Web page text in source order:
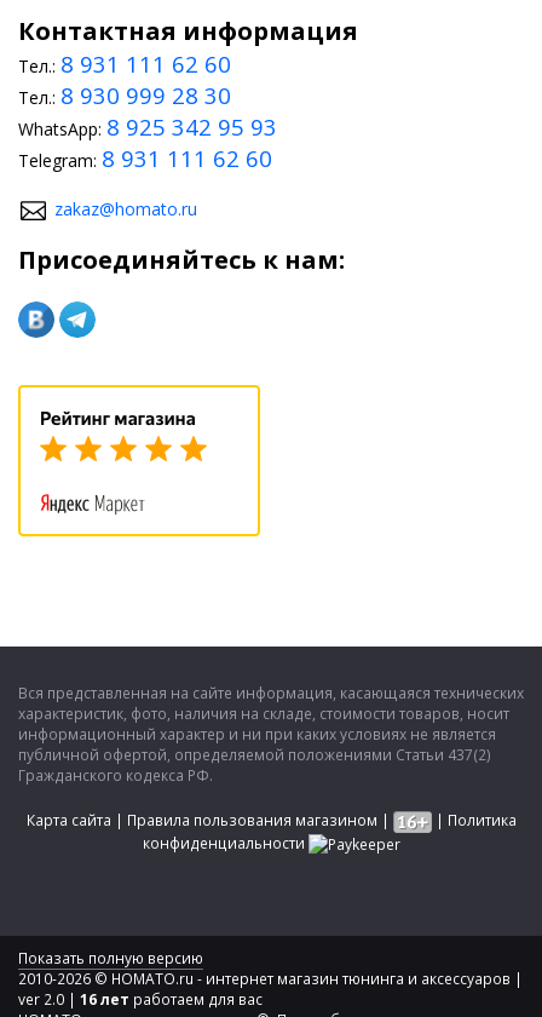
Контактная информация
Тел.: 8 931 111 62 60
Тел.: 8 930 999 28 30
WhatsApp: 8 925 342 95 93
Telegram: 8 931 111 62 60
zakaz@homato.ru
Присоединяйтесь к нам:
Вся представленная на сайте информация, касающаяся технических
характеристик, фото, наличия на складе, стоимости товаров, носит
информационный характер и ни при каких условиях не является
публичной офертой, определяемой положениями Статьи 437(2)
Гражданского кодекса РФ.
Карта сайта | Правила пользования магазином | | Политика
конфиденциальности
Показать полную версию
2010-2026 © HOMATO.ru - интернет магазин тюнинга и аксессуаров |
ver 2.0 | 16 лет работаем для вас